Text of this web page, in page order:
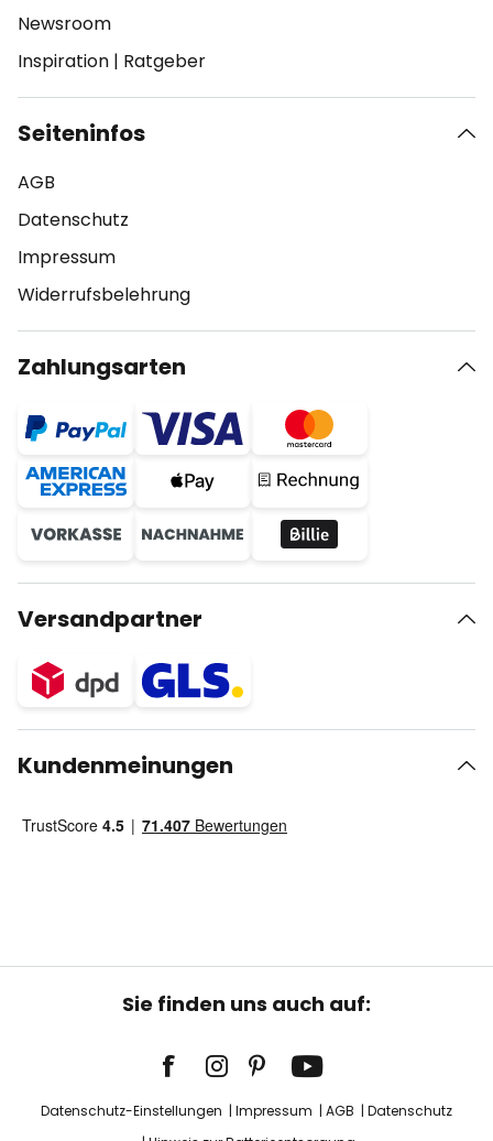
Newsroom
Inspiration | Ratgeber
Seiteninfos
AGB
Datenschutz
Impressum
Widerrufsbelehrung
Zahlungsarten
Versandpartner
Kundenmeinungen
Sie finden uns auch auf:
Datenschutz-Einstellungen Impressum AGB
Datenschutz